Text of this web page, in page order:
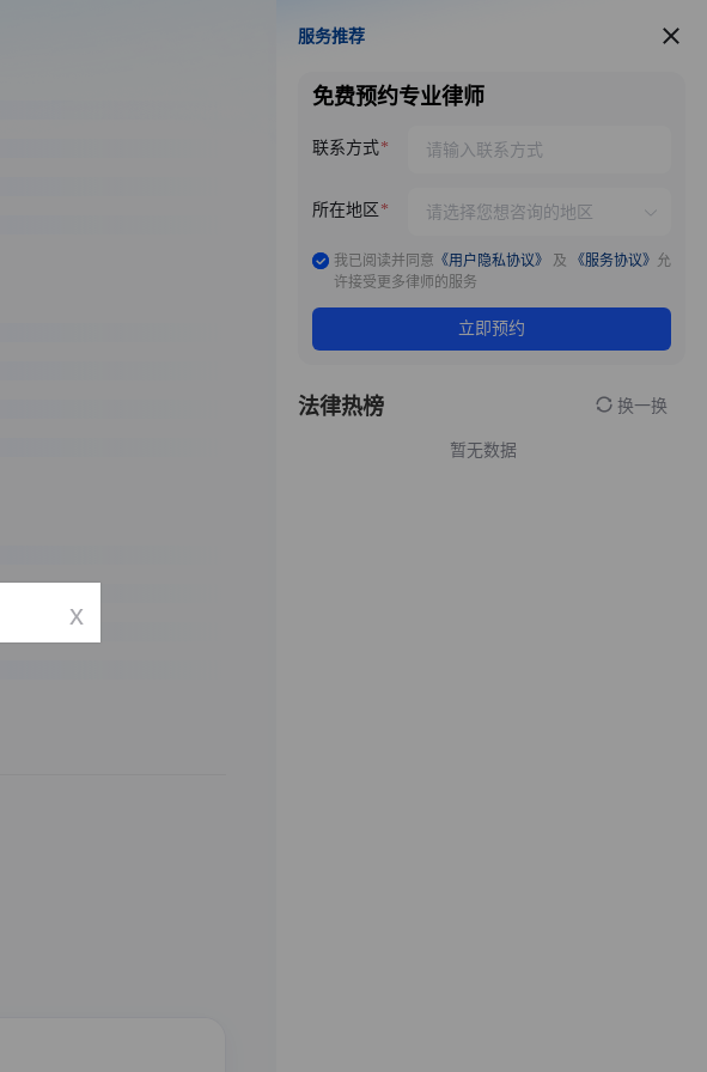
服务推荐
服务推荐
免费预约专业律师
联系方式
所在地区
我已阅读并同意 《用户隐私协议》 及 《服务协议》 允
许接受更多律师的服务
立即预约
法律热榜 换一换
暂无数据
x